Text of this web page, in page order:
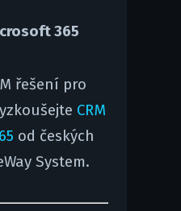
365
řešení pro
CRM
od českých
System.